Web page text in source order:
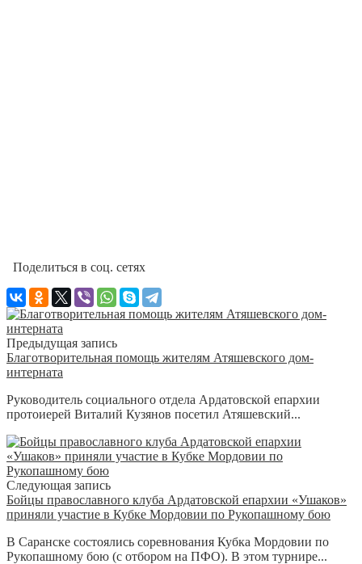
Поделиться в соц. сетях
Предыдущая запись
Благотворительная помощь жителям Атяшевского дом-
интерната
Руководитель социального отдела Ардатовской епархии
протоиерей Виталий Кузянов посетил Атяшевский...
Следующая запись
Бойцы православного клуба Ардатовской епархии «Ушаков»
приняли участие в Кубке Мордовии по Рукопашному бою
В Саранске состоялись соревнования Кубка Мордовии по
Рукопашному бою (с отбором на ПФО). В этом турнире...